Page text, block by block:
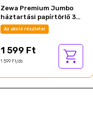
Zewa Premium Jumbo
háztartási papírtörlő 3
rétegű 1 tekercs
Az akció részletei
1 599 Ft
1 599 Ft/db